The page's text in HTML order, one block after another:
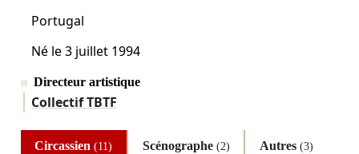
Portugal
Né le3 juillet 1994
Directeur artistique
Collectif TBTF
Circassien(11) Scénographe (2) Autres(3)